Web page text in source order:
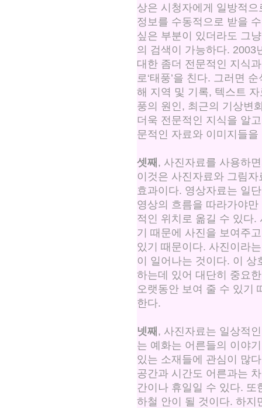
상은 시청자에게 일방적
정보를 수동적으로 받을
싶은 부분이 있더라도 그
의 검색이 가능하다. 2003
대한 좀더 전문적인 지식
로‘태풍’을 친다. 그러면
해 지역 및 기록, 텍스트
풍의 원인, 최근의 기상변
더욱 전문적인 지식을 알
문적인 자료와 이미지들
셋째 , 사진자료를 사용하
이것은 사진자료와 그림
효과이다. 영상자료는 일
영상의 흐름을 따라가야
적인 위치로 옮길 수 있다.
기 때문에 사진을 보여주
있기 때문이다. 사진이라
이 일어나는 것이다. 이
하는데 있어 대단히 중요
오랫동안 보여 줄 수 있기
한다.
넷째 , 사진자료는 일상적
는 예화는 어른들의 이야
있는 소재들에 관심이 많
공간과 시간도 어른과는
간이나 휴일일 수 있다.
하철 안이 될 것이다. 하지